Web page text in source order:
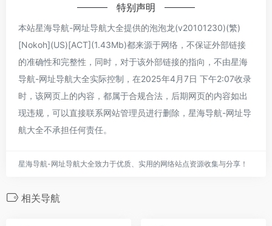
特别声明
本站星海导航-网址导航大全提供的泡泡龙(v20101230)(繁)
[Nokoh](US)[ACT](1.43Mb)都来源于网络，不保证外部链接
的准确性和完整性，同时，对于该外部链接的指向，不由星海
导航-网址导航大全实际控制，在2025年4月7日 下午2:07收录
时，该网页上的内容，都属于合规合法，后期网页的内容如出
现违规，可以直接联系网站管理员进行删除，星海导航-网址导
航大全不承担任何责任。
星海导航-网址导航大全致力于优质、实用的网络站点资源收集与分享！
相关导航